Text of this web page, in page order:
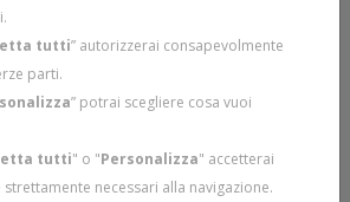
tutti” autorizzerai consapevolmente
parti.
” potrai scegliere cosa vuoi
tutti" o "Personalizza" accetterai
necessari alla navigazione.